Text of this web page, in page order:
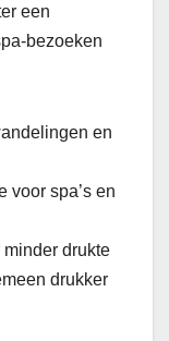
een
bezoeken
en
voor spa’s en
drukte
drukker